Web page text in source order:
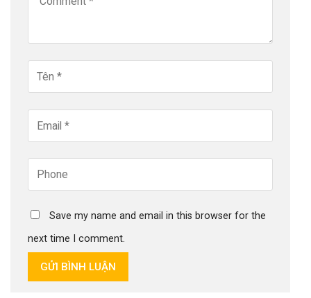
Save my name and email in this browser for the
next time I comment.
GỬI BÌNH LUẬN